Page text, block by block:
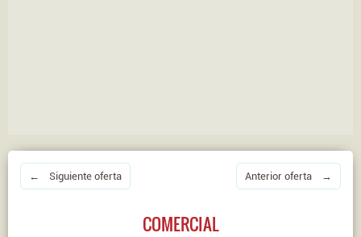
← Siguiente oferta Anterior oferta →
COMERCIAL